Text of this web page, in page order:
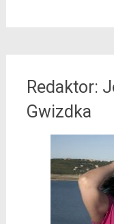
Redaktor:
Gwizdka